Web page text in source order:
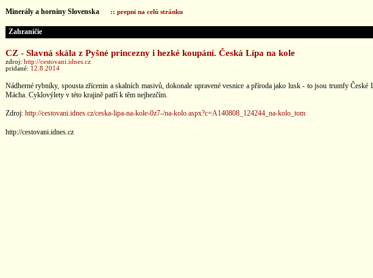
Minerály a horniny Slovenska :: prepni na celú stránku
Zahraničie
CZ - Slavná skála z Pyšné princezny i hezké koupání. Česká Lípa na kole
zdroj: http://cestovani.idnes.cz
pridané: 12.8.2014
Nádherné rybníky, spousta zřícenin a skalních masivů, dokonale upravené vesnice a příroda jako lusk - to jsou trumfy
Mácha. Cyklovýlety v této krajině patří k těm nejhezčím.
Zdroj: http://cestovani.idnes.cz/ceska-lipa-na-kole-0z7-/na-kolo.aspx?c=A140808_124244_na-kolo_tom
http://cestovani.idnes.cz